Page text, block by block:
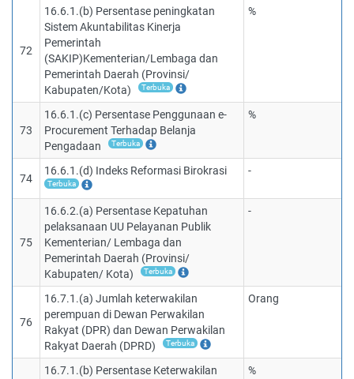
72
16.6.1.(b) Persentase peningkatan
Sistem Akuntabilitas Kinerja
Pemerintah
(SAKIP)Kementerian/Lembaga dan
Pemerintah Daerah (Provinsi/
Kabupaten/Kota)
Terbuka
%
73
16.6.1.(c) Persentase Penggunaan e-
Procurement Terhadap Belanja
Pengadaan
Terbuka
%
74
16.6.1.(d) Indeks Reformasi Birokrasi
Terbuka
-
75
16.6.2.(a) Persentase Kepatuhan
pelaksanaan UU Pelayanan Publik
Kementerian/ Lembaga dan
Pemerintah Daerah (Provinsi/
Kabupaten/ Kota)
Terbuka
-
76
16.7.1.(a) Jumlah keterwakilan
perempuan di Dewan Perwakilan
Rakyat (DPR) dan Dewan Perwakilan
Rakyat Daerah (DPRD)
Terbuka
Orang
16.7.1.(b) Persentase Keterwakilan
%